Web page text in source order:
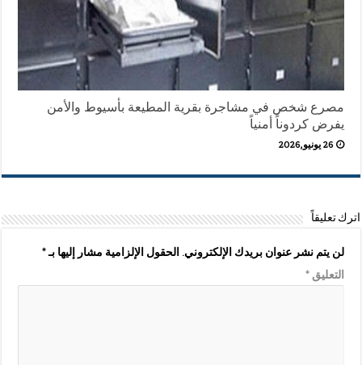
مصرع شخص في مشاجرة بقرية المطيعة بأسيوط والأمن
يفرض كردوناً أمنياً
26 يونيو,2026
اترك تعليقاً
لن يتم نشر عنوان بريدك الإلكتروني. الحقول الإلزامية مشار إليها بـ*
التعليق*